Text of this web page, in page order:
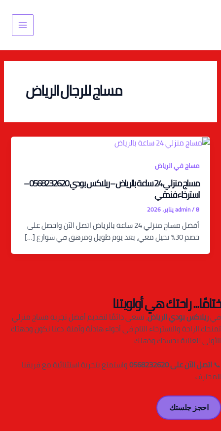
Main
Menu
مساج للرجال الرياض
مساج في الرياض
مساج منزلي 24 ساعة بالرياض – ريلاكس بودي 0568232620 –
استرخاء فندقي
admin/8 يناير، 2026
أفضل مساج منزلي 24 ساعة بالرياض اتصل الآن واحصل على
خصم 30% تخيل معي، بعد يوم طويل ومرهق في شوارع […]
ختامًا... راحتك هي أولويتنا
فيريلاكس بودي الرياض، نسعى دائمًا لتقديم أفضل تجربة مساج منزلي
تمنحك الراحة والاسترخاء التام في أجواء هادئة وآمنة. دعنا نكون وجهتك
الأولى للعناية بجسدك وذهنك.
📞اتصل الآن على 0568232620
واستمتع بتجربة استثنائية مع فريقنا
المحترف.
احجز جلستك